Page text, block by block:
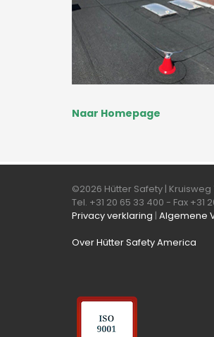
Naar Homepage
©2026 Hütter Safety |
Tel. +31 20 65 33 400 - Fax +31
Privacy verklaring | Algemene
Over Hütter Safety America